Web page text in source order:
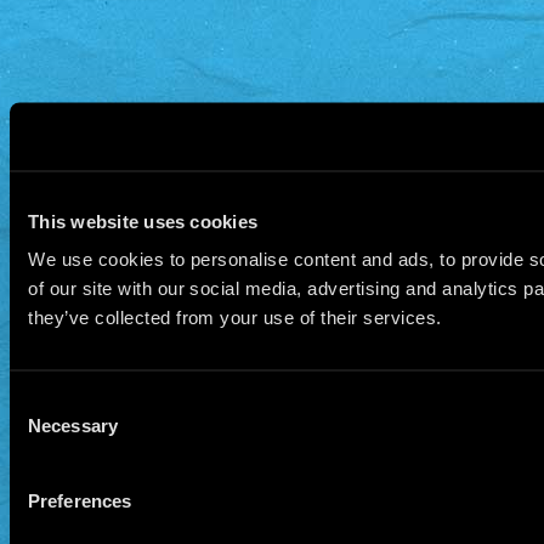
This website uses cookies
We use cookies to personalise content and ads, to provide
of our site with our social media, advertising and analytics
they’ve collected from your use of their services.
Selection
Necessary
Preferences
individual se manifiesta como un punto
experiencia íntima y las dinámicas